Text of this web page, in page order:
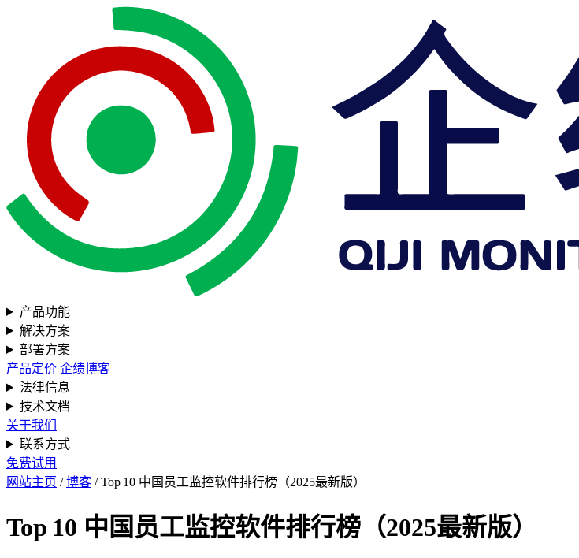
产品功能
解决方案
部署方案
产品定价 企绩博客
法律信息
技术文档
关于我们
联系方式
免费试用
网站主页 /博客 /Top 10 中国员工监控软件排行榜（2025最新版）
Top 10 中国员工监控软件排行榜（2025最新版）